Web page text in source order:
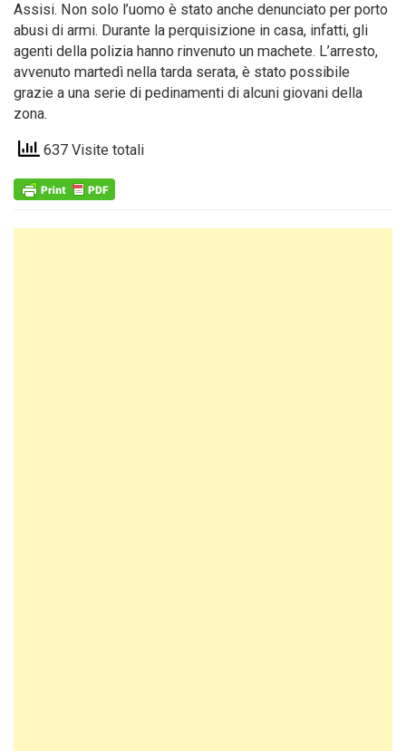
Assisi. Non solo l’uomo è stato anche denunciato per porto
abusi di armi. Durante la perquisizione in casa, infatti, gli
agenti della polizia hanno rinvenuto un machete. L’arresto,
avvenuto martedì nella tarda serata, è stato possibile
grazie a una serie di pedinamenti di alcuni giovani della
zona.
637 Visite totali